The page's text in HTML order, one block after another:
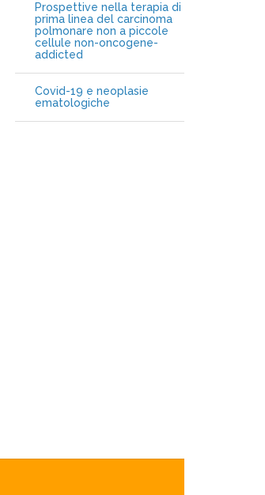
Prospettive nella terapia di
prima linea del carcinoma
polmonare non a piccole
cellule non-oncogene-
addicted
Covid-19 e neoplasie
ematologiche